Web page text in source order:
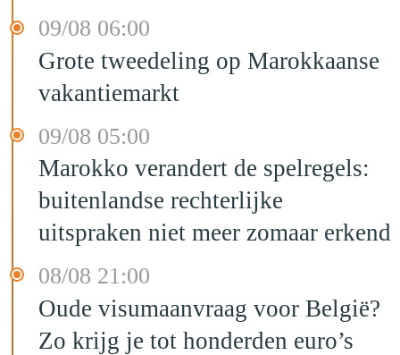
09/08 06:00
Grote tweedeling op Marokkaanse
vakantiemarkt
09/08 05:00
Marokko verandert de spelregels:
buitenlandse rechterlijke
uitspraken niet meer zomaar erkend
08/08 21:00
Oude visumaanvraag voor België?
Zo krijg je tot honderden euro’s